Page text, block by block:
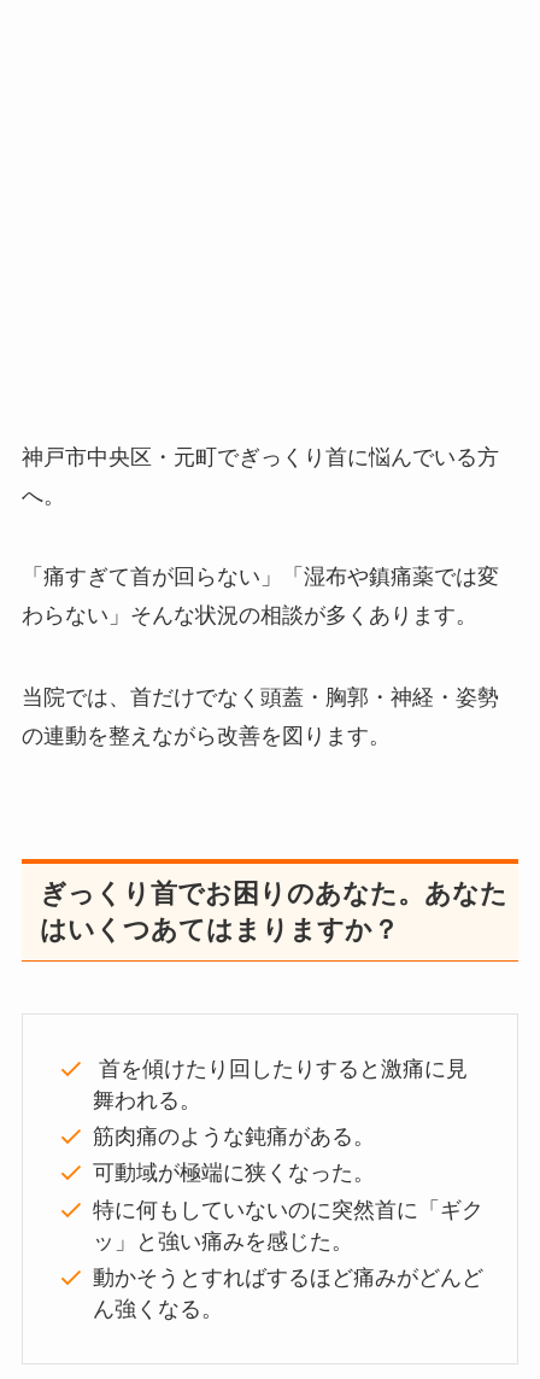
神戸市中央区・元町でぎっくり首に悩んでいる方
へ。
「痛すぎて首が回らない」「湿布や鎮痛薬では変
わらない」そんな状況の相談が多くあります。
当院では、首だけでなく頭蓋・胸郭・神経・姿勢
の連動を整えながら改善を図ります。
ぎっくり首でお困りのあなた。あなた
はいくつあてはまりますか？
首を傾けたり回したりすると激痛に見
舞われる。
筋肉痛のような鈍痛がある。
可動域が極端に狭くなった。
特に何もしていないのに突然首に「ギク
ッ」と強い痛みを感じた。
動かそうとすればするほど痛みがどんど
ん強くなる。